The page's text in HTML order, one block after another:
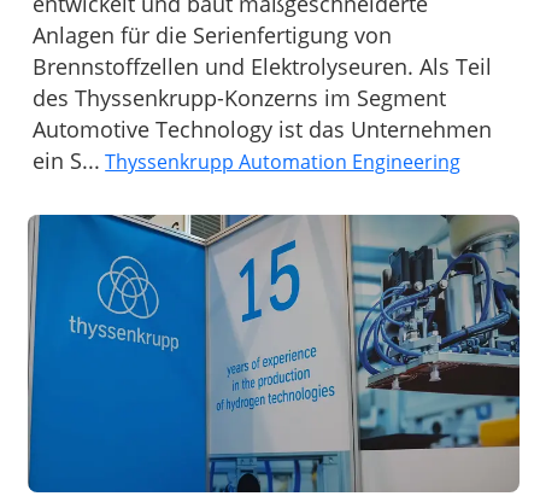
Anlagen für die Serienfertigung von
Brennstoffzellen und Elektrolyseuren. Als Teil
des Thyssenkrupp-Konzerns im Segment
Automotive Technology ist das Unternehmen
ein S... Thyssenkrupp Automation Engineering